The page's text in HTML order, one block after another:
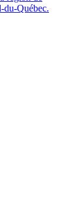
du-Québec.